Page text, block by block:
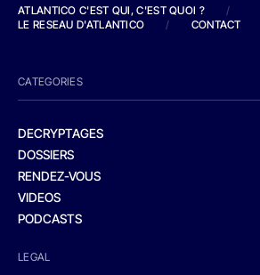
ATLANTICO C'EST QUI, C'EST QUOI ?
/
LE RESEAU D'ATLANTICO
/ CONTACT
CATEGORIES
DECRYPTAGES
DOSSIERS
RENDEZ-VOUS
VIDEOS
PODCASTS
LEGAL